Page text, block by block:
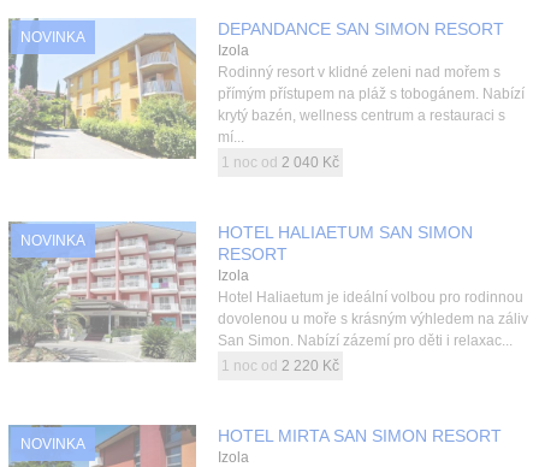
NOVINKA DEPANDANCE SAN SIMON RESORT
Izola
Rodinný resort v klidné zeleni nad mořem s
přímým přístupem na pláž s tobogánem. Nabízí
krytý bazén, wellness centrum a restauraci s
mí...
1 noc od 2 040 Kč
NOVINKA
HOTEL HALIAETUM SAN SIMON
RESORT
Izola
Hotel Haliaetum je ideální volbou pro rodinnou
dovolenou u moře s krásným výhledem na záliv
San Simon. Nabízí zázemí pro děti i relaxac...
1 noc od 2 220 Kč
NOVINKA HOTEL MIRTA SAN SIMON RESORT
Izola